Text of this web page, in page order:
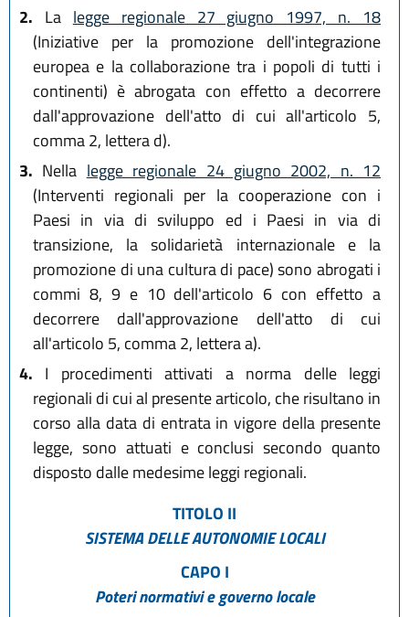
2. La legge regionale 27 giugno 1997, n. 18
(Iniziative per la promozione dell'integrazione
europea e la collaborazione tra i popoli di tutti i
continenti) è abrogata con effetto a decorrere
dall'approvazione dell'atto di cui all'articolo 5,
comma 2, lettera d).
3. Nella legge regionale 24 giugno 2002, n. 12
(Interventi regionali per la cooperazione con i
Paesi in via di sviluppo ed i Paesi in via di
transizione, la solidarietà internazionale e la
promozione di una cultura di pace) sono abrogati i
commi 8, 9 e 10 dell'articolo 6 con effetto a
decorrere dall'approvazione dell'atto di cui
all'articolo 5, comma 2, lettera a).
4. I procedimenti attivati a norma delle leggi
regionali di cui al presente articolo, che risultano in
corso alla data di entrata in vigore della presente
legge, sono attuati e conclusi secondo quanto
disposto dalle medesime leggi regionali.
TITOLO II
SISTEMA DELLE AUTONOMIE LOCALI
CAPO I
Poteri normativi e governo locale